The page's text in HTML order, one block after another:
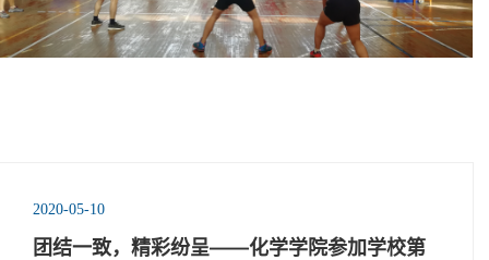
2020-05-10
团结一致，精彩纷呈——化学学院参加学校第